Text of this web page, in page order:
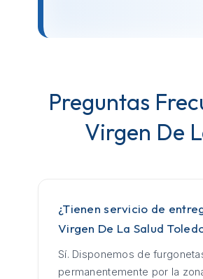
Preguntas
Virgen De
¿Tienen servicio de
Virgen De La Salud
Sí. Disponemos de
permanentemente por la